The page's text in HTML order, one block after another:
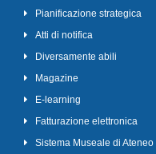
Pianificazione strategica
Atti di notifica
Diversamente abili
Magazine
E-learning
Fatturazione elettronica
Sistema Museale di Ateneo